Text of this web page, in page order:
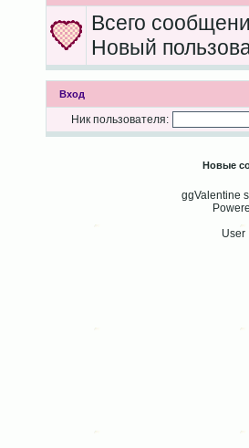
Всего
Новый
Вход
Ник пользователя:
Новые
ggValentine
User